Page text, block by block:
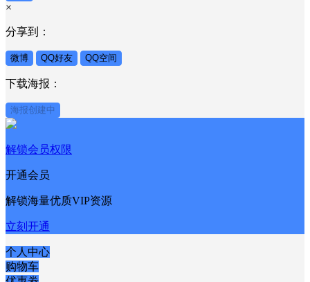
×
分享到：
微博 QQ好友 QQ空间
下载海报：
海报创建中
解锁会员权限
开通会员
解锁海量优质VIP资源
立刻开通
个人中心
购物车